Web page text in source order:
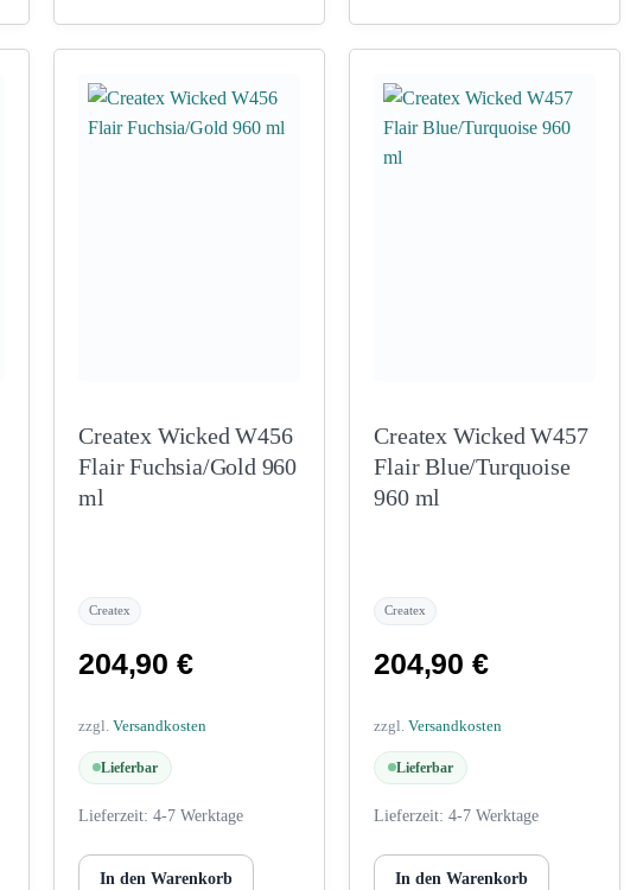
Createx Wicked W456
Flair Fuchsia/Gold 960
ml
Createx
204,90 €
zzgl.Versandkosten
Lieferbar
Lieferzeit:4-7 Werktage
In den Warenkorb
Createx Wicked W457
Flair Blue/Turquoise
960 ml
Createx
204,90 €
zzgl.Versandkosten
Lieferbar
Lieferzeit:4-7 Werktage
In den Warenkorb